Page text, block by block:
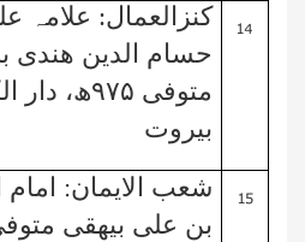
14 کنزالعمال: علامہ
حسام الدین ھندی
متوفی ۹۷۵ھ، دار
بیروت
15 شعب الایمان:
بن علی بیھقی